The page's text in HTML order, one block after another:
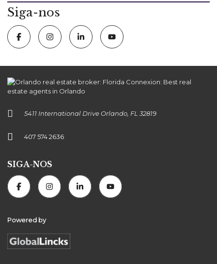
Siga-nos
5411 International Drive Orlando, FL 32819
407 574 2636
SIGA-NOS
Powered by